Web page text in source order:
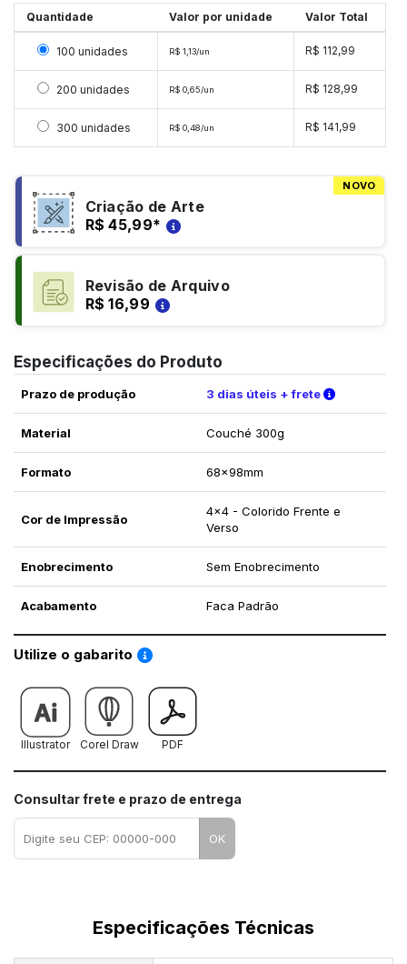
Quantidade Valor por unidade Valor Total
Selecionar 100 unidades
100 unidades R$ 1,13/un R$ 112,99
Selecionar 200 unidades
200 unidades R$ 0,65/un R$ 128,99
Selecionar 300 unidades
300 unidades R$ 0,48/un R$ 141,99
NOVO
Criação de Arte
R$ 45,99*
Revisão de Arquivo
R$ 16,99
Especificações do Produto
Prazo de produção 3 dias úteis + frete Verifique
Material Couché 300g
Formato 68x98mm
Cor de Impressão
4x4 - Colorido Frente e
Verso
Enobrecimento Sem Enobrecimento
Acabamento Faca Padrão
Utilize o gabarito Saiba como utilizar os nossos gabaritos
Illustrator Corel Draw PDF
Consultar frete e prazo de entrega
OK
Especificações Técnicas